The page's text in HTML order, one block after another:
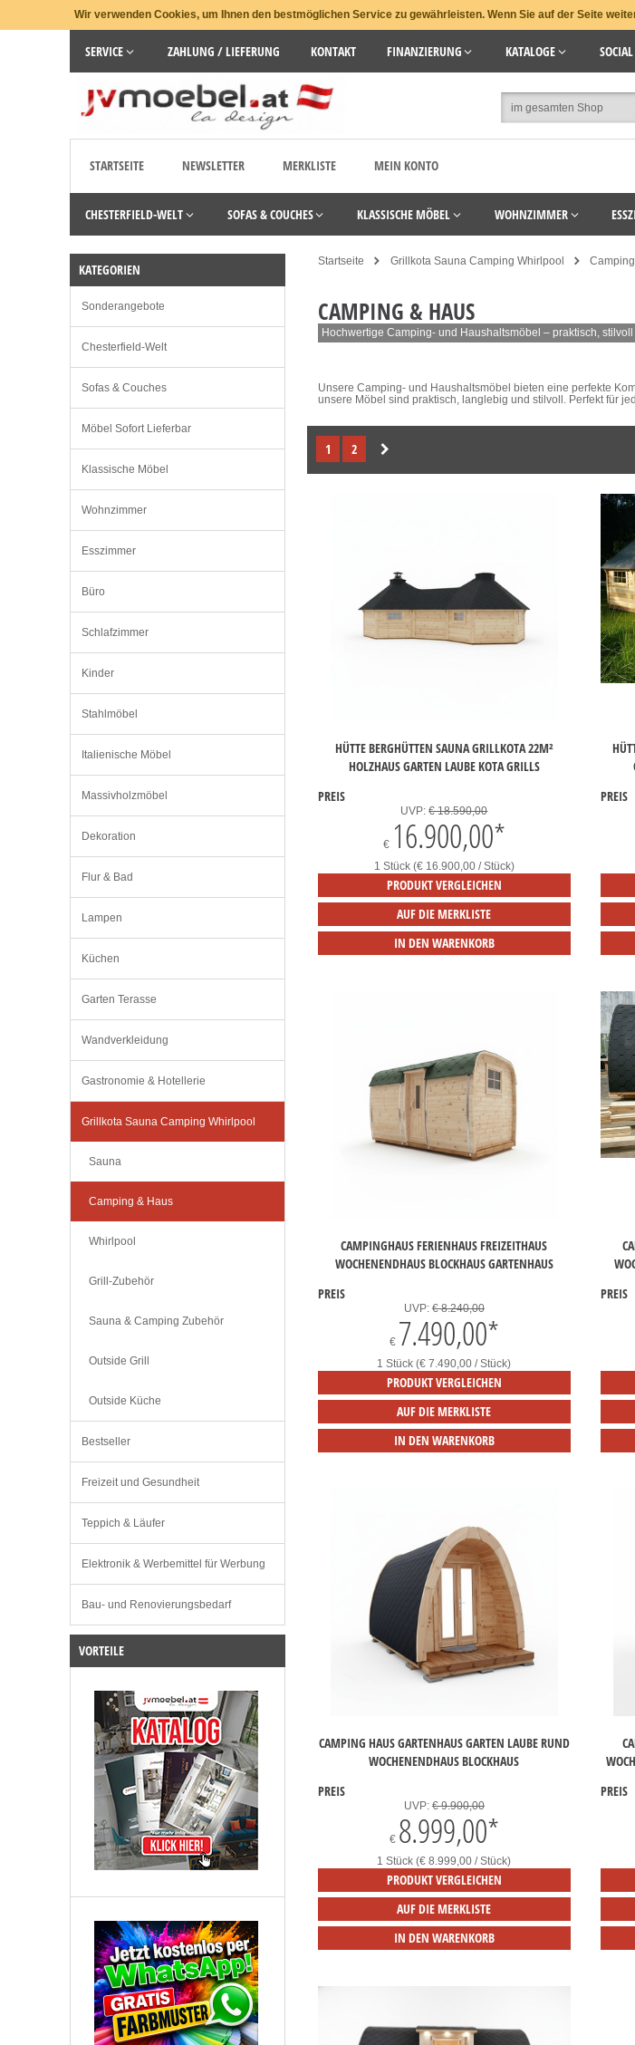
Wir verwenden Cookies, um Ihnen den bestmöglichen Service zu gewährleisten. Wenn Sie auf der Seite
SERVICE ZAHLUNG / LIEFERUNG KONTAKT FINANZIERUNG KATALOGE
STARTSEITE NEWSLETTER MERKLISTE MEIN KONTO
CHESTERFIELD-WELT SOFAS & COUCHES KLASSISCHE MÖBEL WOHNZIMMER
Startseite Grillkota Sauna Camping Whirlpool
CAMPING & HAUS
Hochwertige Camping- und Haushaltsmöbel – praktisch,
Unsere Camping- und Haushaltsmöbel bieten eine perfekte
unsere Möbel sind praktisch, langlebig und stilvoll. Perfekt für
1 2
HÜTTE BERGHÜTTEN SAUNA GRILLKOTA 22M²
HOLZHAUS GARTEN LAUBE KOTA GRILLS
PREIS
UVP:€ 18.590,00
€ 16.900,00*
1 Stück (€ 16.900,00 / Stück)
PRODUKT VERGLEICHEN
AUF DIE MERKLISTE
IN DEN WARENKORB
PREIS
CAMPINGHAUS FERIENHAUS FREIZEITHAUS
WOCHENENDHAUS BLOCKHAUS GARTENHAUS
PREIS
UVP: € 8.240,00
€ 7.490,00*
1 Stück (€ 7.490,00 / Stück)
PRODUKT VERGLEICHEN
AUF DIE MERKLISTE
IN DEN WARENKORB
PREIS
CAMPING HAUS GARTENHAUS GARTEN LAUBE RUND
WOCHENENDHAUS BLOCKHAUS
PREIS
UVP: € 9.900,00
€ 8.999,00*
1 Stück (€ 8.999,00 / Stück)
PRODUKT VERGLEICHEN
AUF DIE MERKLISTE
IN DEN WARENKORB
PREIS
KATEGORIEN
Sonderangebote
Chesterfield-Welt
Sofas & Couches
Möbel Sofort Lieferbar
Klassische Möbel
Wohnzimmer
Esszimmer
Büro
Schlafzimmer
Kinder
Stahlmöbel
Italienische Möbel
Massivholzmöbel
Dekoration
Flur & Bad
Lampen
Küchen
Garten Terasse
Wandverkleidung
Gastronomie & Hotellerie
Grillkota Sauna Camping Whirlpool
Sauna
Camping & Haus
Whirlpool
Grill-Zubehör
Sauna & Camping Zubehör
Outside Grill
Outside Küche
Bestseller
Freizeit und Gesundheit
Teppich & Läufer
Elektronik & Werbemittel für Werbung
Bau- und Renovierungsbedarf
VORTEILE